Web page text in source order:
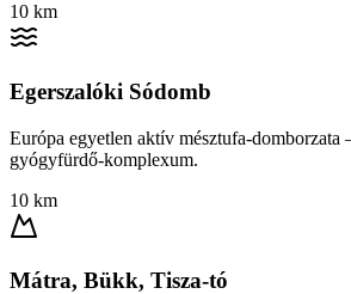
10 km
Egerszalóki Sódomb
Európa egyetlen aktív mésztufa-domborzata
gyógyfürdő-komplexum.
10 km
Mátra, Bükk, Tisza-tó